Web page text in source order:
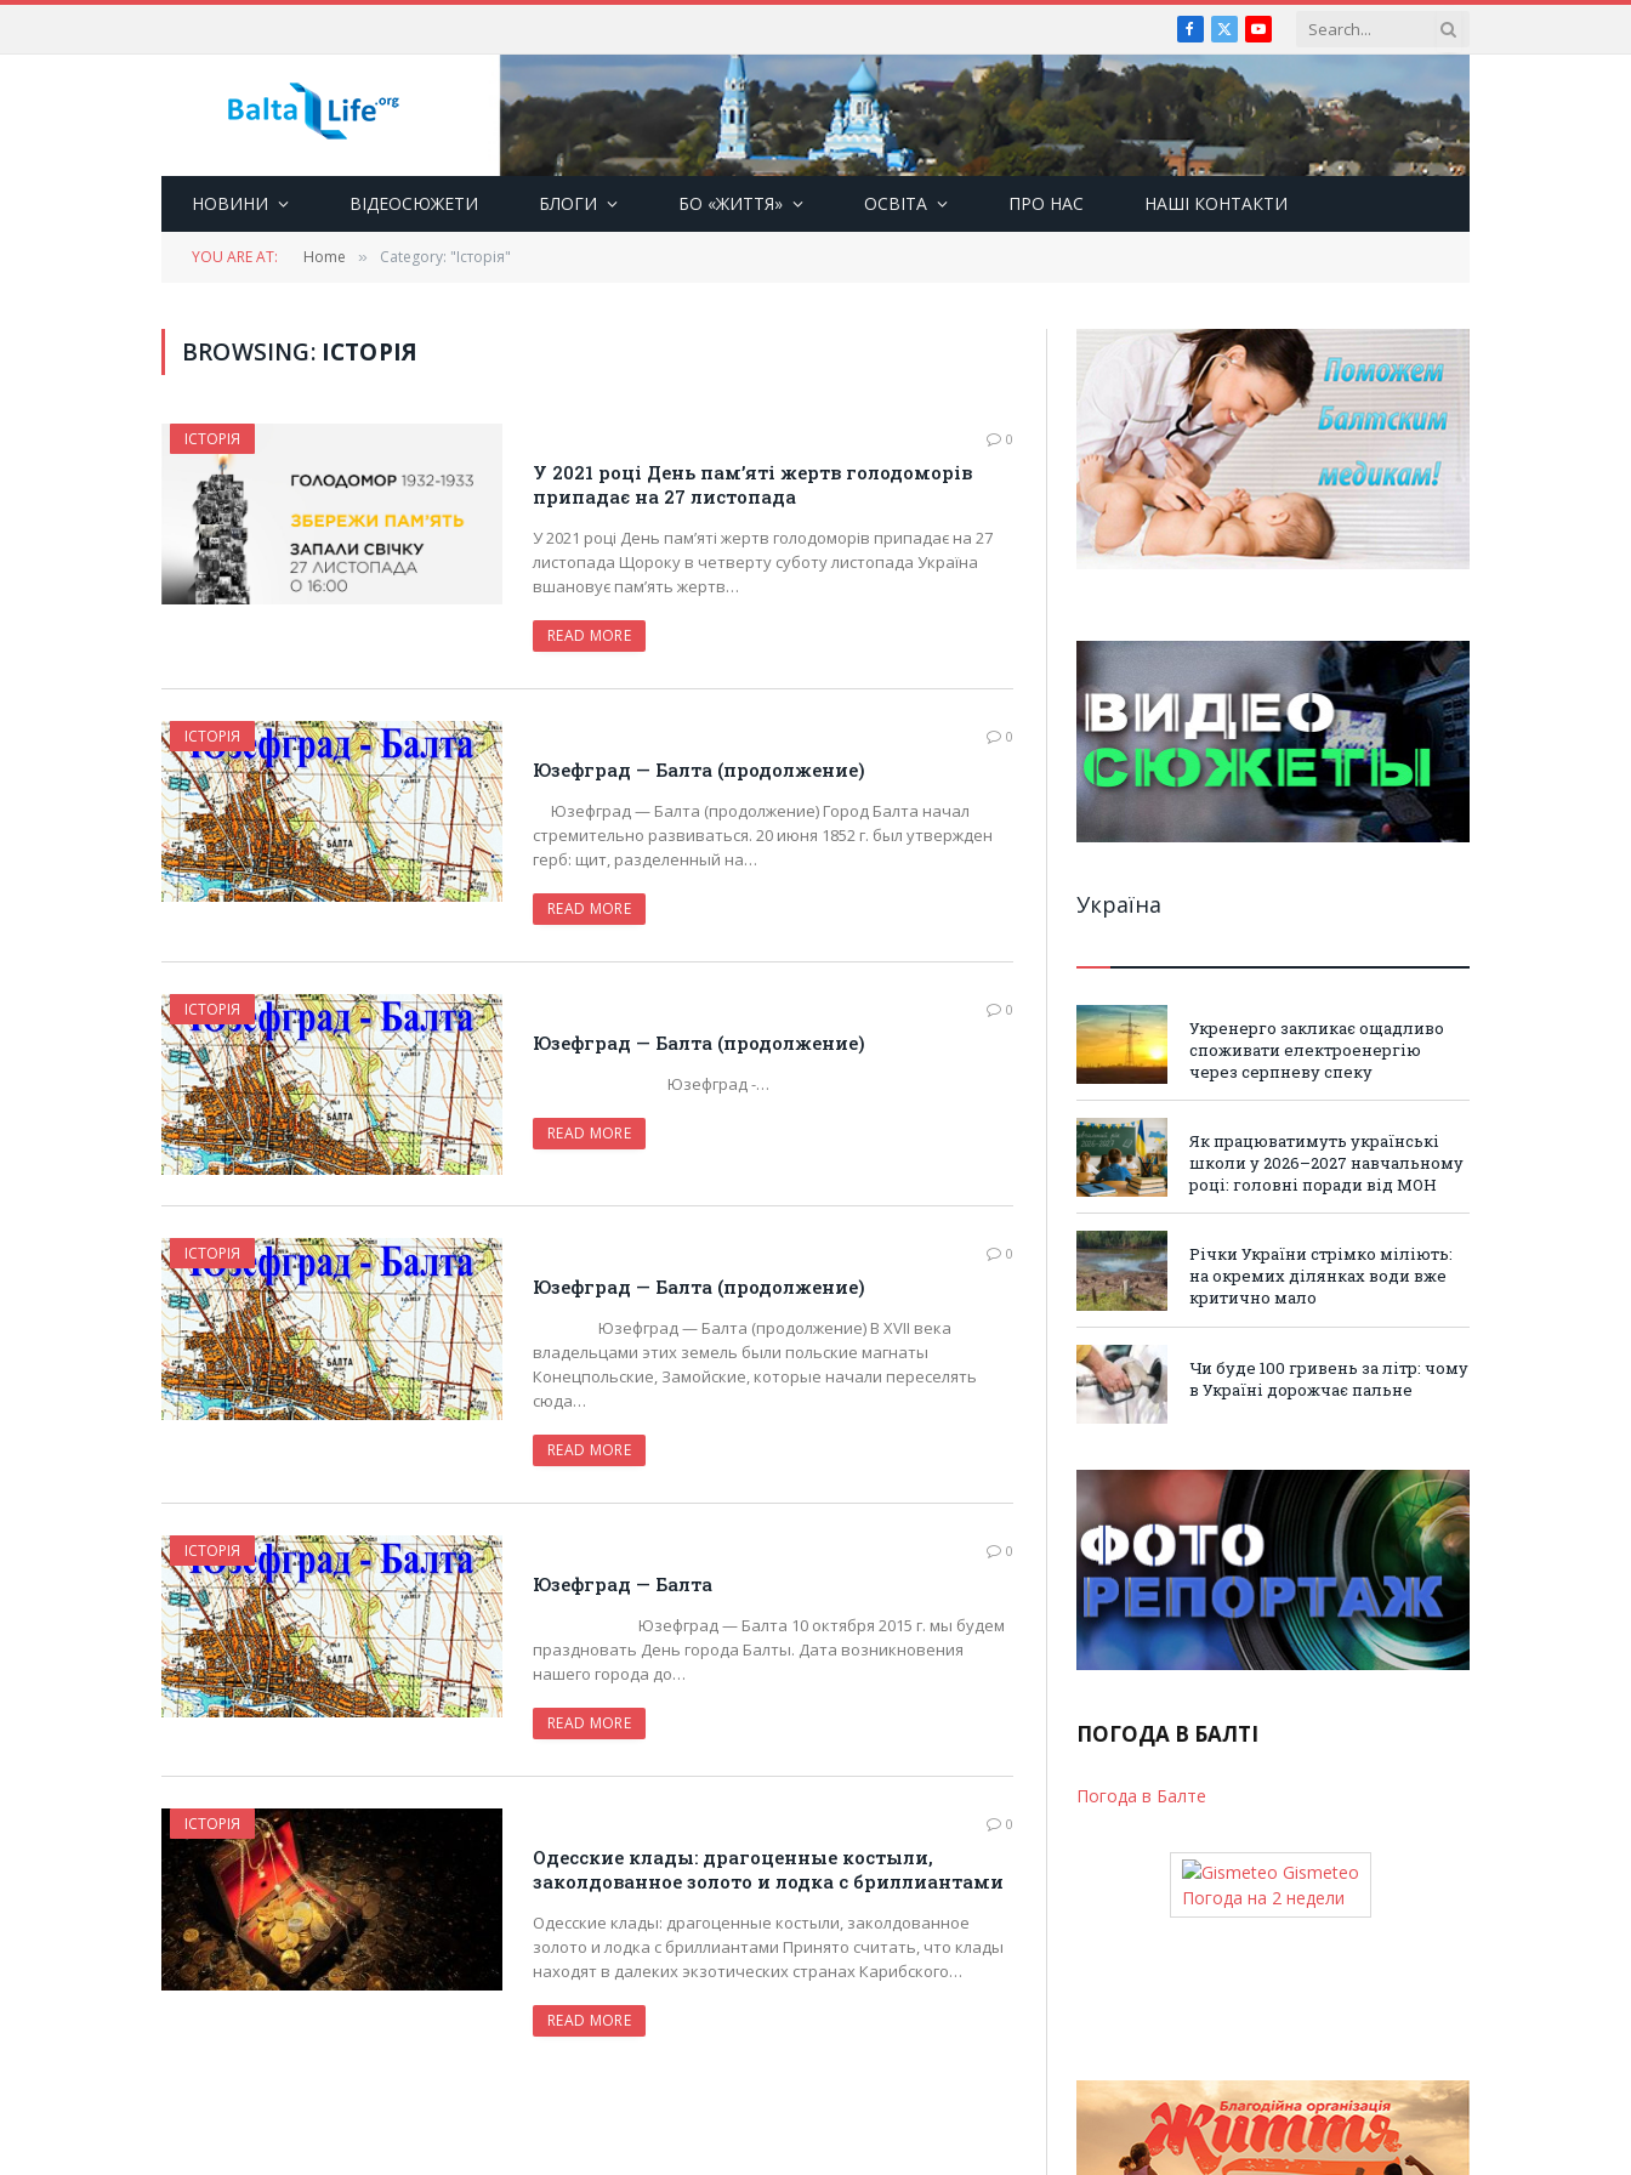
Facebook
X
(Twitter)
YouTube
НОВИНИ ВІДЕОСЮЖЕТИ БЛОГИ БО «ЖИТТЯ» ОСВІТА ПРО НАС НАШІ КОНТАКТИ
YOU ARE AT: Home » Category: "Історія"
BROWSING: ІСТОРІЯ
ІСТОРІЯ 0
У 2021 році День пам’яті жертв голодоморів
припадає на 27 листопада
У 2021 році День пам’яті жертв голодоморів припадає на 27
листопада Щороку в четверту суботу листопада Україна
вшановує пам’ять жертв…
READ MORE
ІСТОРІЯ 0
Юзефград — Балта (продолжение)
Юзефград — Балта (продолжение) Город Балта начал
стремительно развиваться. 20 июня 1852 г. был утвержден
герб: щит, разделенный на…
READ MORE
ІСТОРІЯ 0
Юзефград — Балта (продолжение)
Юзефград -…
READ MORE
ІСТОРІЯ 0
Юзефград — Балта (продолжение)
Юзефград — Балта (продолжение) В XVII века
владельцами этих земель были польские магнаты
Конецпольские, Замойские, которые начали переселять
сюда…
READ MORE
ІСТОРІЯ 0
Юзефград — Балта
Юзефград — Балта 10 октября 2015 г. мы будем
праздновать День города Балты. Дата возникновения
нашего города до…
READ MORE
ІСТОРІЯ 0
Одесские клады: драгоценные костыли,
заколдованное золото и лодка с бриллиантами
Одесские клады: драгоценные костыли, заколдованное
золото и лодка с бриллиантами Принято считать, что клады
находят в далеких экзотических странах Карибского…
READ MORE
Україна
Укренерго закликає ощадливо
споживати електроенергію
через серпневу спеку
Як працюватимуть українські
школи у 2026–2027 навчальному
році: головні поради від МОН
Річки України стрімко міліють:
на окремих ділянках води вже
критично мало
Чи буде 100 гривень за літр: чому
в Україні дорожчає пальне
ПОГОДА В БАЛТІ
Погода в Балте
Gismeteo
Погода на 2 недели